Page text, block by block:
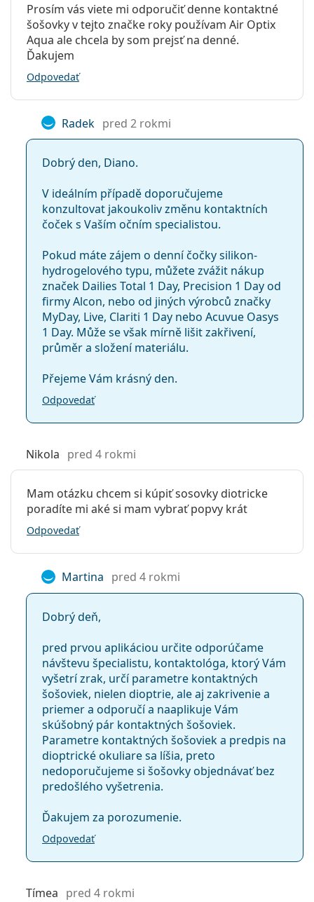
Prosím vás viete mi odporučiť denne kontaktné
šošovky v tejto značke roky používam Air Optix
Aqua ale chcela by som prejsť na denné.
Ďakujem
Odpovedať
Radek pred 2 rokmi
Dobrý den, Diano.
V ideálním případě doporučujeme
konzultovat jakoukoliv změnu kontaktních
čoček s Vaším očním specialistou.
Pokud máte zájem o denní čočky silikon-
hydrogelového typu, můžete zvážit nákup
značek Dailies Total 1 Day, Precision 1 Day od
firmy Alcon, nebo od jiných výrobců značky
MyDay, Live, Clariti 1 Day nebo Acuvue Oasys
1 Day. Může se však mírně lišit zakřivení,
průměr a složení materiálu.
Přejeme Vám krásný den.
Odpovedať
Nikola pred 4 rokmi
Mam otázku chcem si kúpiť sosovky diotricke
poradíte mi aké si mam vybrať popvy krát
Odpovedať
Martina pred 4 rokmi
Dobrý deň,
pred prvou aplikáciou určite odporúčame
návštevu špecialistu, kontaktológa, ktorý Vám
vyšetrí zrak, určí parametre kontaktných
šošoviek, nielen dioptrie, ale aj zakrivenie a
priemer a odporučí a naaplikuje Vám
skúšobný pár kontaktných šošoviek.
Parametre kontaktných šošoviek a predpis na
dioptrické okuliare sa líšia, preto
nedoporučujeme si šošovky objednávať bez
predošlého vyšetrenia.
Ďakujem za porozumenie.
Odpovedať
Tímea pred 4 rokmi